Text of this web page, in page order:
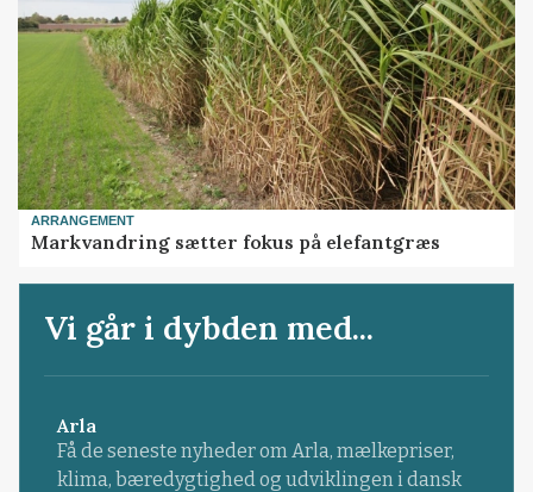
ARRANGEMENT
Markvandring sætter fokus på elefantgræs
Vi går i dybden med...
Arla
Få de seneste nyheder om Arla, mælkepriser,
klima, bæredygtighed og udviklingen i dansk